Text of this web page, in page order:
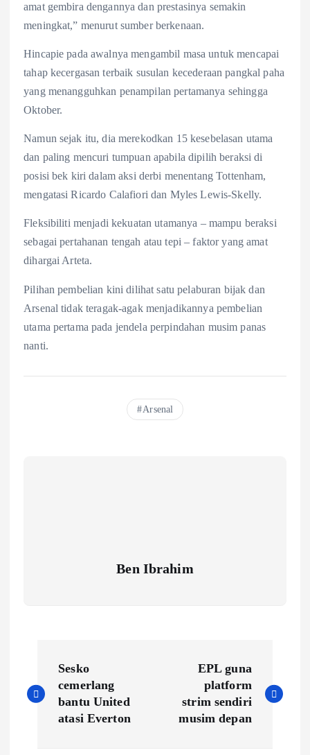
amat gembira dengannya dan prestasinya semakin
meningkat,” menurut sumber berkenaan.
Hincapie pada awalnya mengambil masa untuk mencapai
tahap kecergasan terbaik susulan kecederaan pangkal paha
yang menangguhkan penampilan pertamanya sehingga
Oktober.
Namun sejak itu, dia merekodkan 15 kesebelasan utama
dan paling mencuri tumpuan apabila dipilih beraksi di
posisi bek kiri dalam aksi derbi menentang Tottenham,
mengatasi Ricardo Calafiori dan Myles Lewis-Skelly.
Fleksibiliti menjadi kekuatan utamanya – mampu beraksi
sebagai pertahanan tengah atau tepi – faktor yang amat
dihargai Arteta.
Pilihan pembelian kini dilihat satu pelaburan bijak dan
Arsenal tidak teragak-agak menjadikannya pembelian
utama pertama pada jendela perpindahan musim panas
nanti.
Arsenal
Ben Ibrahim
o
Sesko
cemerlang
bantu United
atasi Everton
EPL guna
platform
strim sendiri
musim depan